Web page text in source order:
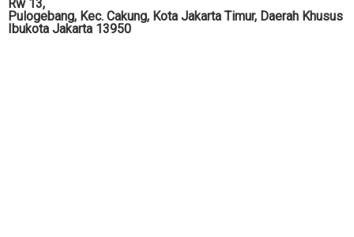
Rw 13,
Pulogebang, Kec. Cakung, Kota Jakarta Timur, Daerah Khusus
Ibukota Jakarta 13950